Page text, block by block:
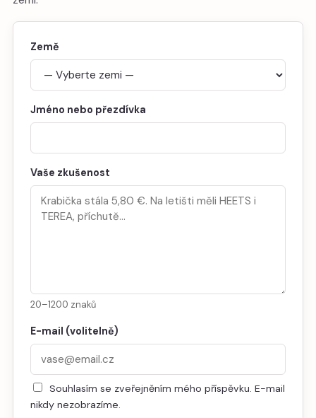
Země
Jméno nebo přezdívka
Vaše zkušenost
20–1200 znaků
E-mail (volitelně)
Souhlasím se zveřejněním mého příspěvku. E-mail
nikdy nezobrazíme.